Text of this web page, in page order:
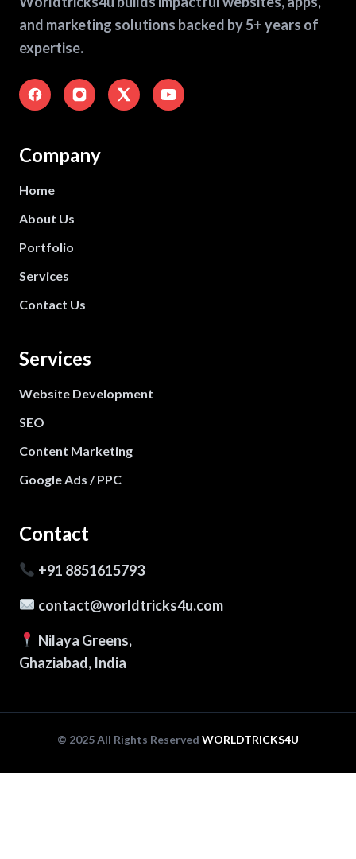
and marketing solutions backed by 5+ years of
expertise.
Company
Home
About Us
Portfolio
Services
Contact Us
Services
Website Development
SEO
Content Marketing
Google Ads / PPC
Contact
+91 8851615793
contact@worldtricks4u.com
Nilaya Greens,
Ghaziabad, India
© 2025 All Rights Reserved WORLDTRICKS4U